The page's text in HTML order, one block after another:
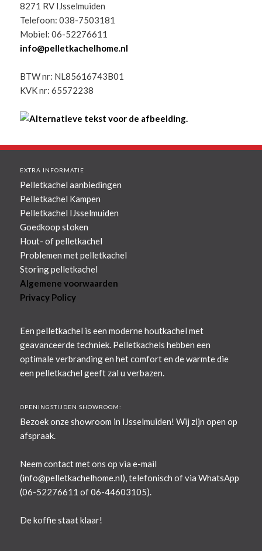
8271 RV IJsselmuiden
Telefoon: 038-7503181
Mobiel: 06-52276611
info@pelletkachelhome.nl
BTW nr: NL85616743B01
KVK nr: 65572238
EXTRA INFORMATIE
Pelletkachel aanbiedingen
Pelletkachel Kampen
Pelletkachel IJsselmuiden
Goedkoop stoken
Hout- of pelletkachel
Problemen met pelletkachel
Storing pelletkachel
Algemene voorwaarden
Privacy Policy
Een pelletkachel is een moderne houtkachel met
geavanceerde techniek. Pelletkachels hebben een
optimale verbranding en het comfort en de warmte die
een pelletkachel geeft zal u verbazen.
OPENINGSTIJDEN SHOWROOM:
Bezoek onze showroom in IJsselmuiden! Wij zijn open op
afspraak.
Neem contact met ons op via e-mail
(info@pelletkachelhome.nl), telefonisch of via WhatsApp
(06-52276611 of 06-44603105).
De koffie staat klaar!